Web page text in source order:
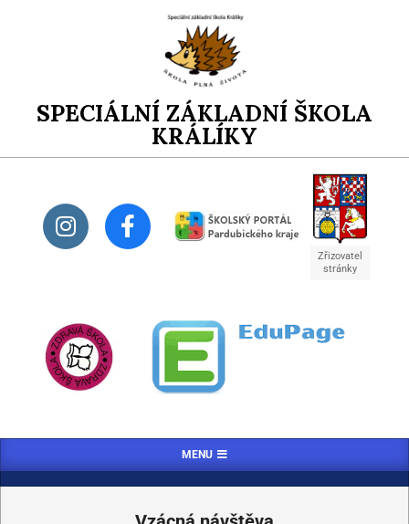
SPECIÁLNÍ ZÁKLADNÍ ŠKOLA
KRÁLÍKY
Zřizovatel
stránky
MENU